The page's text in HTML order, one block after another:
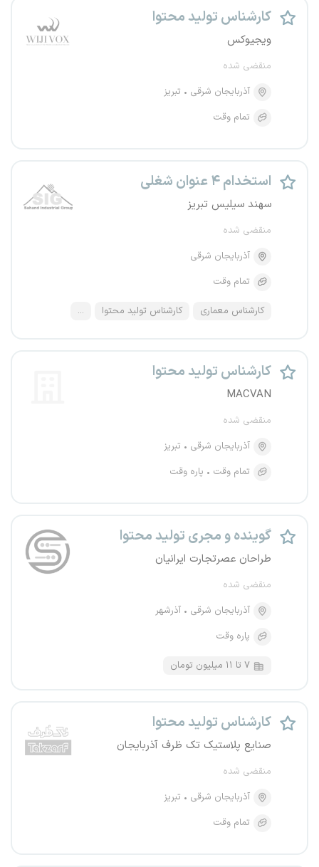
کارشناس تولید محتوا
ویجیوکس
منقضی شده
آذربایجان شرقی
تبریز
تمام وقت
استخدام ۴ عنوان شغلی
سهند سیلیس تبریز
منقضی شده
آذربایجان شرقی
تمام وقت
کارشناس معماری کارشناس تولید محتوا ...
کارشناس تولید محتوا
MACVAN
منقضی شده
آذربایجان شرقی
تبریز
تمام وقت
پاره وقت
گوینده و مجری تولید محتوا
طراحان عصرتجارت ایرانیان
منقضی شده
آذربایجان شرقی
آذرشهر
پاره وقت
۷ تا ۱۱ میلیون تومان
کارشناس تولید محتوا
صنایع پلاستیک تک ظرف آذربایجان
منقضی شده
آذربایجان شرقی
تبریز
تمام وقت